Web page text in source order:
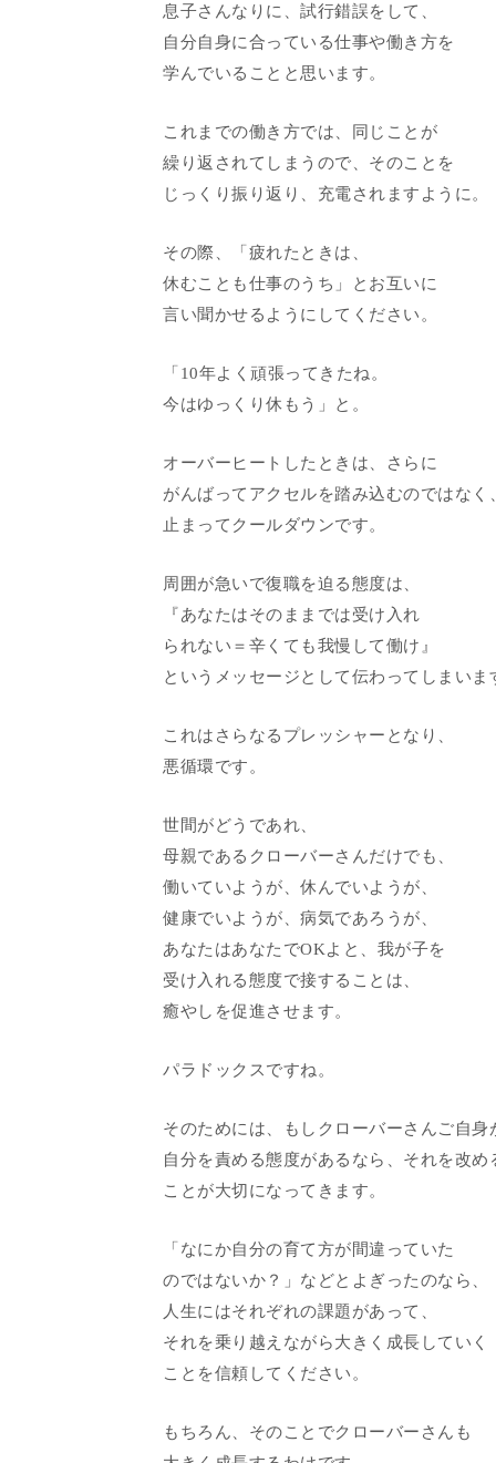
息子さんなりに、試行錯誤をして、
自分自身に合っている仕事や働き方を
学んでいることと思います。
これまでの働き方では、同じことが
繰り返されてしまうので、そのことを
じっくり振り返り、充電されますように。
その際、「疲れたときは、
休むことも仕事のうち」とお互いに
言い聞かせるようにしてください。
「10年よく頑張ってきたね。
今はゆっくり休もう」と。
オーバーヒートしたときは、さらに
がんばってアクセルを踏み込むのではなく
止まってクールダウンです。
周囲が急いで復職を迫る態度は、
『あなたはそのままでは受け入れ
られない＝辛くても我慢して働け』
というメッセージとして伝わってしまいま
これはさらなるプレッシャーとなり、
悪循環です。
世間がどうであれ、
母親であるクローバーさんだけでも、
働いていようが、休んでいようが、
健康でいようが、病気であろうが、
あなたはあなたでOKよと、我が子を
受け入れる態度で接することは、
癒やしを促進させます。
パラドックスですね。
そのためには、もしクローバーさんご自身
自分を責める態度があるなら、それを改め
ことが大切になってきます。
「なにか自分の育て方が間違っていた
のではないか？」などとよぎったのなら、
人生にはそれぞれの課題があって、
それを乗り越えながら大きく成長していく
ことを信頼してください。
もちろん、そのことでクローバーさんも